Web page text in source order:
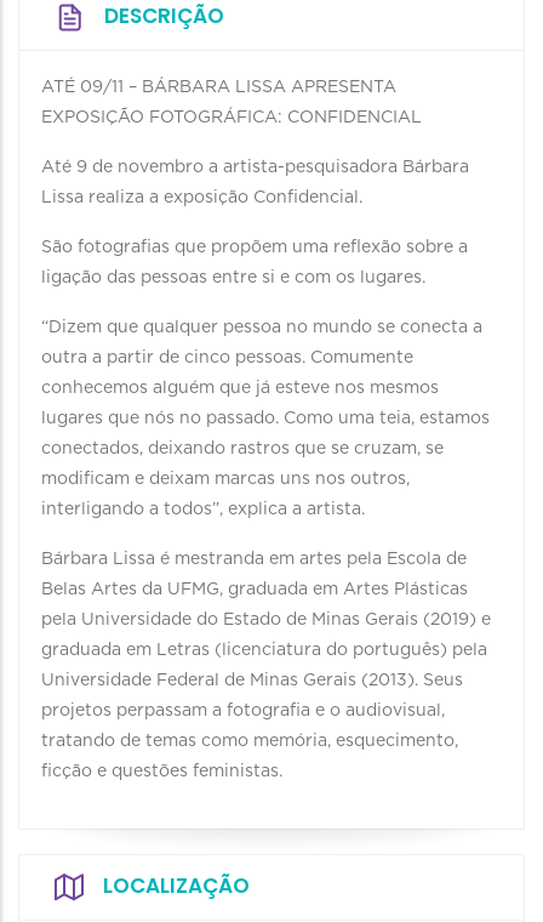
DESCRIÇÃO
ATÉ 09/11 – BÁRBARA LISSA APRESENTA
EXPOSIÇÃO FOTOGRÁFICA: CONFIDENCIAL
Até 9 de novembro a artista-pesquisadora Bárbara
Lissa realiza a exposição Confidencial.
São fotografias que propõem uma reflexão sobre a
ligação das pessoas entre si e com os lugares.
“Dizem que qualquer pessoa no mundo se conecta a
outra a partir de cinco pessoas. Comumente
conhecemos alguém que já esteve nos mesmos
lugares que nós no passado. Como uma teia, estamos
conectados, deixando rastros que se cruzam, se
modificam e deixam marcas uns nos outros,
interligando a todos”, explica a artista.
Bárbara Lissa é mestranda em artes pela Escola de
Belas Artes da UFMG, graduada em Artes Plásticas
pela Universidade do Estado de Minas Gerais (2019) e
graduada em Letras (licenciatura do português) pela
Universidade Federal de Minas Gerais (2013). Seus
projetos perpassam a fotografia e o audiovisual,
tratando de temas como memória, esquecimento,
ficção e questões feministas.
LOCALIZAÇÃO